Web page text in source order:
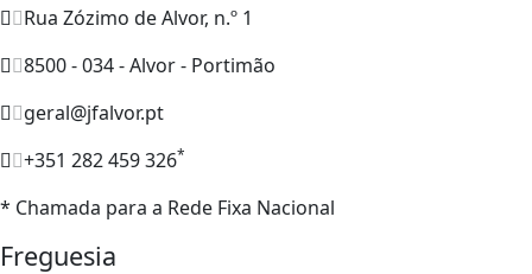
Rua Zózimo de Alvor, n.º 1
8500 - 034 - Alvor - Portimão
geral@jfalvor.pt
+351 282 459 326*
* Chamada para a Rede Fixa Nacional
Freguesia